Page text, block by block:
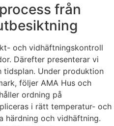
från
och vidhäftningskontroll
Därefter presenterar vi
Under produktion
följer AMA Hus och
ordning på
i rätt temperatur- och
härdning och vidhäftning.